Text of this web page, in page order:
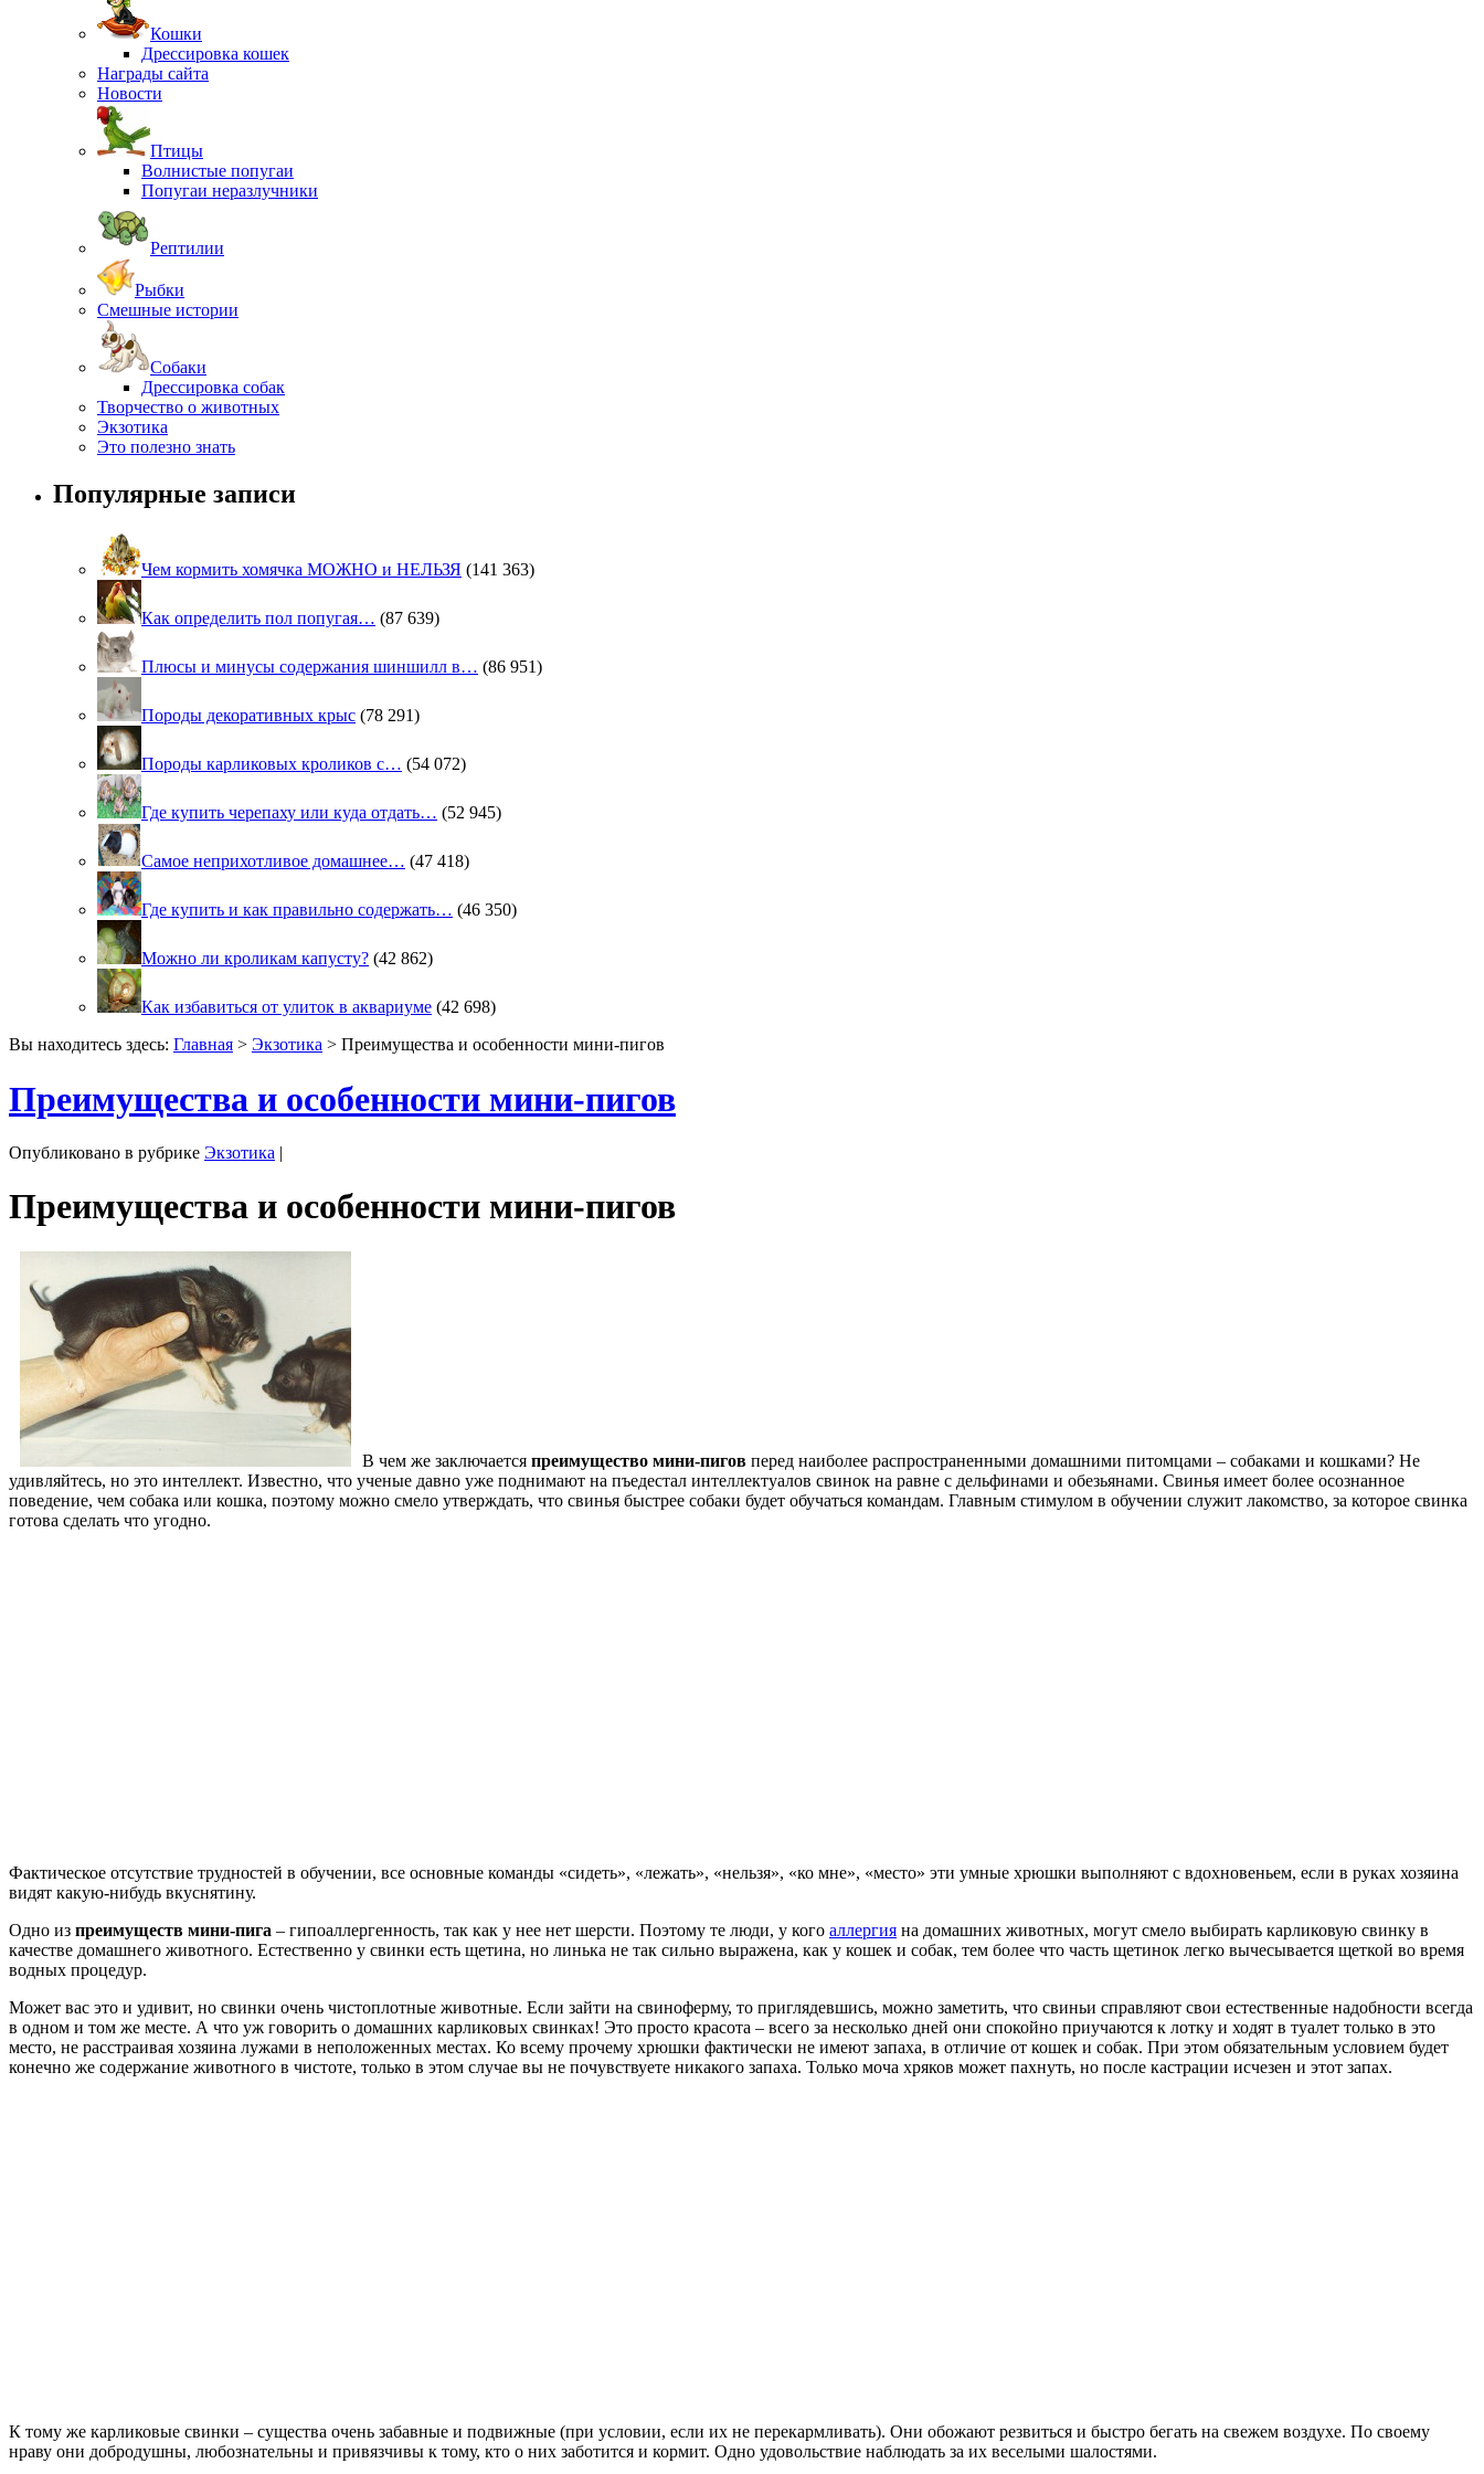
Кошки
Дрессировка кошек
Награды сайта
Новости
Птицы
Волнистые попугаи
Попугаи неразлучники
Рептилии
Рыбки
Смешные истории
Собаки
Дрессировка собак
Творчество о животных
Экзотика
Это полезно знать
Популярные записи
Чем кормить хомячка МОЖНО и НЕЛЬЗЯ (141 363)
Как определить пол попугая… (87 639)
Плюсы и минусы содержания шиншилл в… (86 951)
Породы декоративных крыс (78 291)
Породы карликовых кроликов с… (54 072)
Где купить черепаху или куда отдать… (52 945)
Самое неприхотливое домашнее… (47 418)
Где купить и как правильно содержать… (46 350)
Можно ли кроликам капусту? (42 862)
Как избавиться от улиток в аквариуме (42 698)
Вы находитесь здесь: Главная > Экзотика > Преимущества и особенности мини-пигов
Преимущества и особенности мини-пигов
Опубликовано в рубрике Экзотика |
Преимущества и особенности мини-пигов
В чем же заключается преимущество мини-пигов перед наиболее распространенными домашними питомцами – собаками и кошками? Не
удивляйтесь, но это интеллект. Известно, что ученые давно уже поднимают на пъедестал интеллектуалов свинок на равне с дельфинами и обезьянами. Свинья имеет более осознанное
поведение, чем собака или кошка, поэтому можно смело утверждать, что свинья быстрее собаки будет обучаться командам. Главным стимулом в обучении служит лакомство, за которое свинка
готова сделать что угодно.
Фактическое отсутствие трудностей в обучении, все основные команды «сидеть», «лежать», «нельзя», «ко мне», «место» эти умные хрюшки выполняют с вдохновеньем, если в руках хозяина
видят какую-нибудь вкуснятину.
Одно из преимуществ мини-пига – гипоаллергенность, так как у нее нет шерсти. Поэтому те люди, у кого аллергия на домашних животных, могут смело выбирать карликовую свинку в
качестве домашнего животного. Естественно у свинки есть щетина, но линька не так сильно выражена, как у кошек и собак, тем более что часть щетинок легко вычесывается щеткой во время
водных процедур.
Может вас это и удивит, но свинки очень чистоплотные животные. Если зайти на свиноферму, то приглядевшись, можно заметить, что свиньи справляют свои естественные надобности всегда
в одном и том же месте. А что уж говорить о домашних карликовых свинках! Это просто красота – всего за несколько дней они спокойно приучаются к лотку и ходят в туалет только в это
место, не расстраивая хозяина лужами в неположенных местах. Ко всему прочему хрюшки фактически не имеют запаха, в отличие от кошек и собак. При этом обязательным условием будет
конечно же содержание животного в чистоте, только в этом случае вы не почувствуете никакого запаха. Только моча хряков может пахнуть, но после кастрации исчезен и этот запах.
К тому же карликовые свинки – существа очень забавные и подвижные (при условии, если их не перекармливать). Они обожают резвиться и быстро бегать на свежем воздухе. По своему
нраву они добродушны, любознательны и привязчивы к тому, кто о них заботится и кормит. Одно удовольствие наблюдать за их веселыми шалостями.